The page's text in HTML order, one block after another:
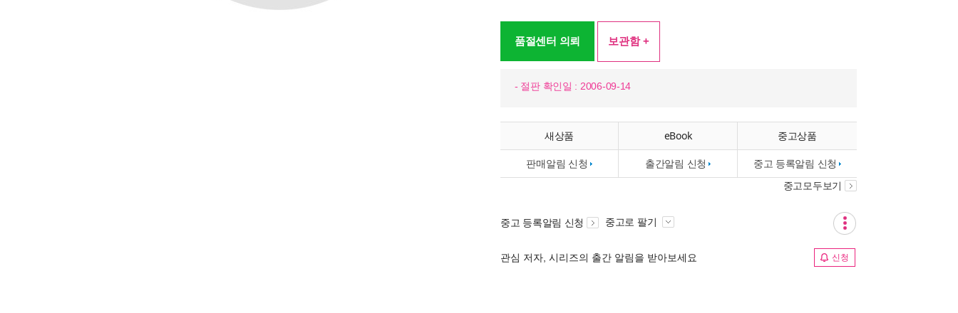
품절센터 의뢰 보관함 +
- 절판 확인일 : 2006-09-14
새상품 eBook 중고상품
판매알림 신청 출간알림 신청 중고 등록알림 신청
중고모두보기
중고 등록알림 신청 중고로 팔기
관심 저자, 시리즈의 출간 알림을 받아보세요 신청